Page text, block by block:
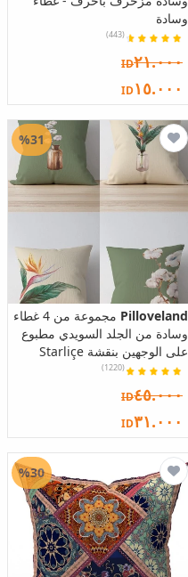
وسادة
(443)
ID٢١.٠٠٠
ID١٥.٠٠٠
Pilloveland
مجموعة من 4 غطاء
وسادة من الجلد السويدي مطبوع
على الوجهين بنقشة Starliçe
(1220)
ID٤٥.٠٠٠
ID٣١.٠٠٠
%31
%30